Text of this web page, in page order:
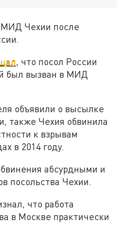
МИД Чехии после
, что посол России
был вызван в МИД
объявили о высылке
также Чехия обвинила
к взрывам
в 2014 году.
абсурдными и
посольства Чехии.
что работа
в Москве практически